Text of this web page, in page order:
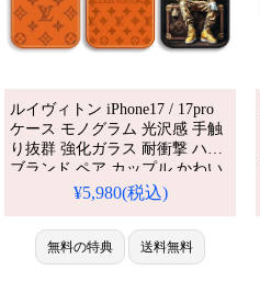
ルイヴィトン iPhone17 / 17pro
ケース モノグラム 光沢感 手触
り抜群 強化ガラス 耐衝撃 ハイ
ブランド ペア カップル かわい
い iPhone16/16promaxスマホケ
護 LV iPhone15/14 pro携帯ケー
ス おしゃれ 人気 おすすめ
iPhone 17 プロ / プラス ケース
¥5,980(税込)
無料の特典 送料無料